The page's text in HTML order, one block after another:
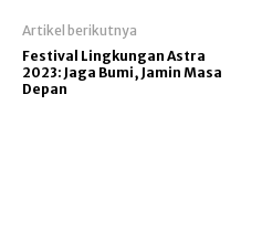
Artikel berikutnya
Festival Lingkungan Astra
2023: Jaga Bumi, Jamin Masa
Depan